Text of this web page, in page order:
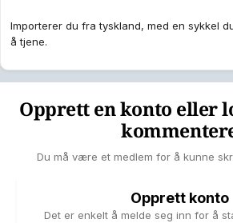
Importerer du fra tyskland, med en sykkel
å tjene.
Opprett en konto eller
Du må være et medlem for å kunne
Opprett konto
Det er enkelt å melde seg inn for å